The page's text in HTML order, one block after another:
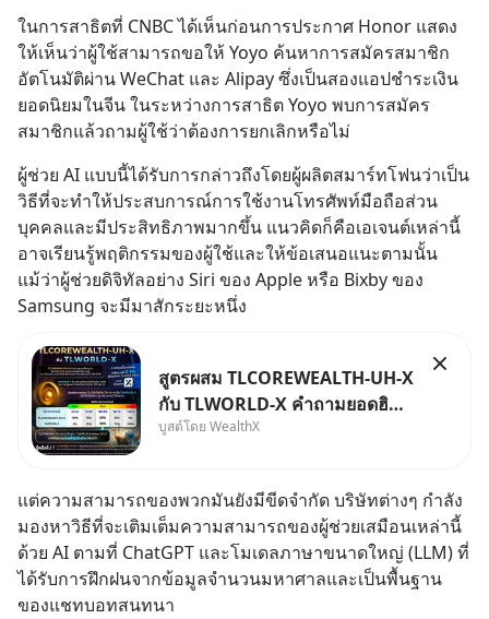
ในการสาธิตที่ CNBC ได้เห็นก่อนการประกาศ Honor แสดง
ให้เห็นว่าผู้ใช้สามารถขอให้ Yoyo ค้นหาการสมัครสมาชิก
อัตโนมัติผ่าน WeChat และ Alipay ซึ่งเป็นสองแอปชำระเงิน
ยอดนิยมในจีน ในระหว่างการสาธิต Yoyo พบการสมัคร
สมาชิกแล้วถามผู้ใช้ว่าต้องการยกเลิกหรือไม่
ผู้ช่วย AI แบบนี้ได้รับการกล่าวถึงโดยผู้ผลิตสมาร์ทโฟนว่าเป็น
วิธีที่จะทำให้ประสบการณ์การใช้งานโทรศัพท์มือถือส่วน
บุคคลและมีประสิทธิภาพมากขึ้น แนวคิดก็คือเอเจนต์เหล่านี้
อาจเรียนรู้พฤติกรรมของผู้ใช้และให้ข้อเสนอแนะตามนั้น
แม้ว่าผู้ช่วยดิจิทัลอย่าง Siri ของ Apple หรือ Bixby ของ
Samsung จะมีมาสักระยะหนึ่ง
สูตรผสม TLCOREWEALTH-UH-X
กับ TLWORLD-X คำถามยอดฮิตที่
คนใช้ WealthX ถามเข้ามา
บูสต์โดย WealthX
แต่ความสามารถของพวกมันยังมีขีดจำกัด บริษัทต่างๆ กำลัง
มองหาวิธีที่จะเติมเต็มความสามารถของผู้ช่วยเสมือนเหล่านี้
ด้วย AI ตามที่ ChatGPT และโมเดลภาษาขนาดใหญ่ (LLM) ที่
ได้รับการฝึกฝนจากข้อมูลจำนวนมหาศาลและเป็นพื้นฐาน
ของแชทบอทสนทนา